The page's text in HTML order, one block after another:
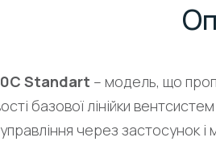
Standart – модель, що
базової лінійки
через застосунок